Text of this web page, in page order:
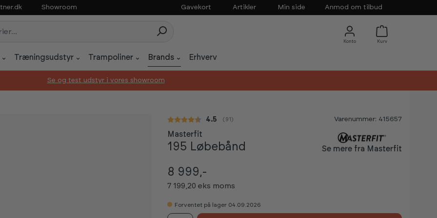
Showroom Gavekort Artikler Min side Anmod om tilbud
Træningsudstyr Trampoliner Brands Erhverv
Se og test udstyr i vores showroom
Gennemsnitlig vurdering:
4.5 ( stemmer:
91 ) Varenummer: 415657
Masterfit
195 Løbebånd Se mere fra Masterfit
8 999,-
7 199,20 eks moms
Forventet på lager 04.09.2026